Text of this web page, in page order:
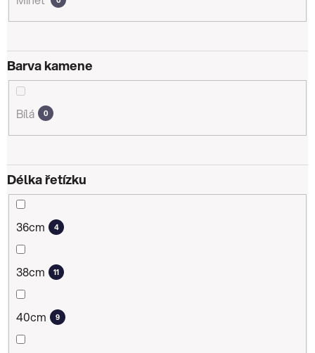
Barva kamene
Bílá 0
Délka řetízku
36cm 4
38cm 11
40cm 9